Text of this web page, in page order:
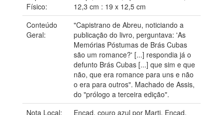
Físico:
12,3 cm : 19 x 12,5 cm
Conteúdo
Geral:
"Capistrano de Abreu, noticiando a
publicação do livro, perguntava: 'As
Memórias Póstumas de Brás Cubas
são um romance?' [...] respondia já o
defunto Brás Cubas [...] que sim e que
não, que era romance para uns e não
o era para outros". Machado de Assis,
do "prólogo a terceira edição".
Nota Local:
Encad. couro azul por Marti. Encad.